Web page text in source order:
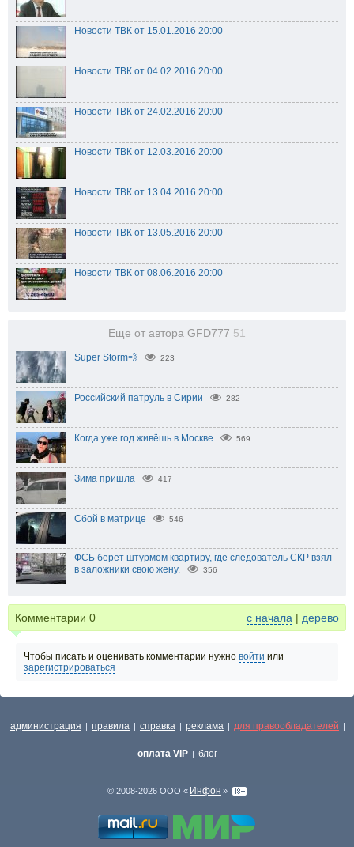
Новости ТВК от 15.01.2016 20:00
Новости ТВК от 04.02.2016 20:00
Новости ТВК от 24.02.2016 20:00
Новости ТВК от 12.03.2016 20:00
Новости ТВК от 13.04.2016 20:00
Новости ТВК от 13.05.2016 20:00
Новости ТВК от 08.06.2016 20:00
Еще от автора GFD777 51
Super Storm💨 223
Российский патруль в Сирии 282
Когда уже год живёшь в Москве 569
Зима пришла 417
Сбой в матрице 546
ФСБ берет штурмом квартиру, где следователь СКР взял
в заложники свою жену.
356
Комментарии 0 с начала | дерево
Чтобы писать и оценивать комментарии нужно войти или
зарегистрироваться
администрация | правила | справка | реклама | для правообладателей |
оплата VIP | блог
© 2008-2026 ООО « Инфон »